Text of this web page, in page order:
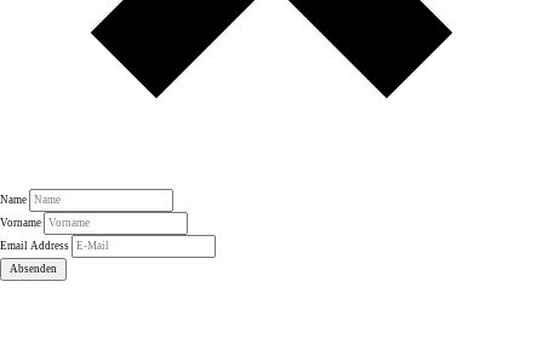
Name
Vorname
Email Address